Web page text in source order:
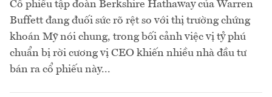
Cổ phiếu tập đoàn Berkshire Hathaway của Warren
Buffett đang đuối sức rõ rệt so với thị trường chứng
khoán Mỹ nói chung, trong bối cảnh việc vị tỷ phú
chuẩn bị rời cương vị CEO khiến nhiều nhà đầu tư
bán ra cổ phiếu này...